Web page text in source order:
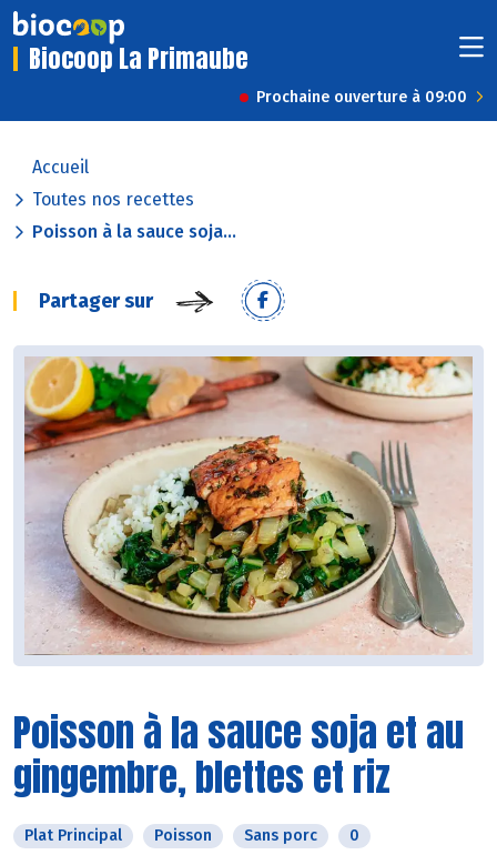
Biocoop La Primaube
Prochaine ouverture à 09:00
Accueil
Toutes nos recettes
Poisson à la sauce soja...
Partager sur
Poisson à la sauce soja et au
gingembre, blettes et riz
Plat Principal Poisson Sans porc 0